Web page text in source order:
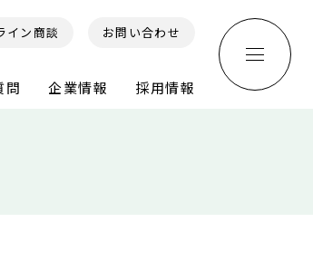
イン商談 お問い合わせ
問 企業情報 採用情報